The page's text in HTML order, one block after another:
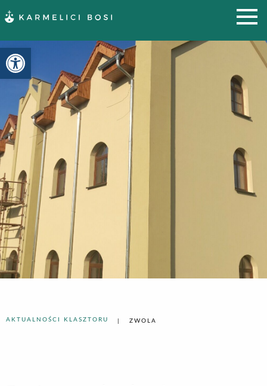
Otwórz pasek narzędzi
AKTUALNOŚCI KLASZTORU ZWOLA